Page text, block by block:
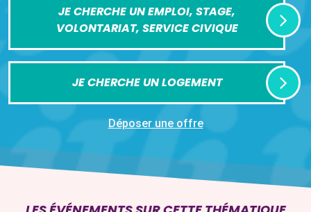
JE CHERCHE UN EMPLOI, STAGE,
VOLONTARIAT, SERVICE CIVIQUE
JE CHERCHE UN LOGEMENT
Déposer une offre